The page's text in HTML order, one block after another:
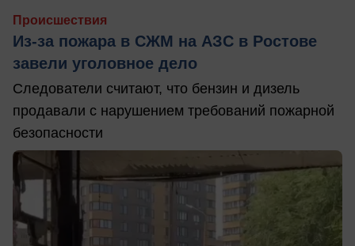
Происшествия
Из-за пожара в СЖМ на АЗС в Ростове
завели уголовное дело
Следователи считают, что бензин и дизель
продавали с нарушением требований пожарной
безопасности